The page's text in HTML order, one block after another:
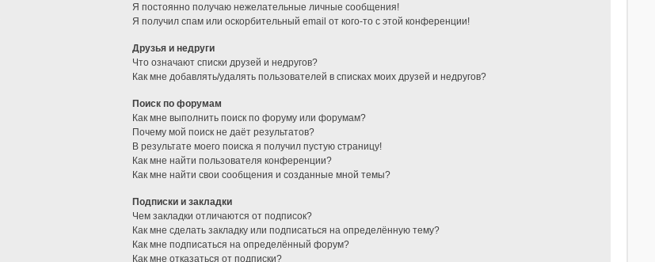
Я постоянно получаю нежелательные личные сообщения!
Я получил спам или оскорбительный email от кого-то с этой конференции!
Друзья и недруги
Что означают списки друзей и недругов?
Как мне добавлять/удалять пользователей в списках моих друзей и недругов?
Поиск по форумам
Как мне выполнить поиск по форуму или форумам?
Почему мой поиск не даёт результатов?
В результате моего поиска я получил пустую страницу!
Как мне найти пользователя конференции?
Как мне найти свои сообщения и созданные мной темы?
Подписки и закладки
Чем закладки отличаются от подписок?
Как мне сделать закладку или подписаться на определённую тему?
Как мне подписаться на определённый форум?
Как мне отказаться от подписки?